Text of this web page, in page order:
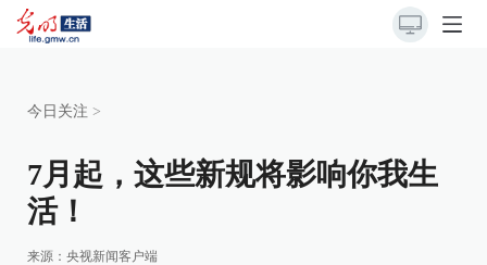
今日关注 >
7月起，这些新规将影响你我生
活！
来源： 央视新闻客户端